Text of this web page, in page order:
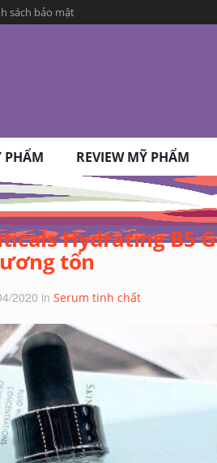
sách bảo mật
PHẨM REVIEW MỸ PHẨM
Hydrating B5
tổn
2020 in Serum tinh chất